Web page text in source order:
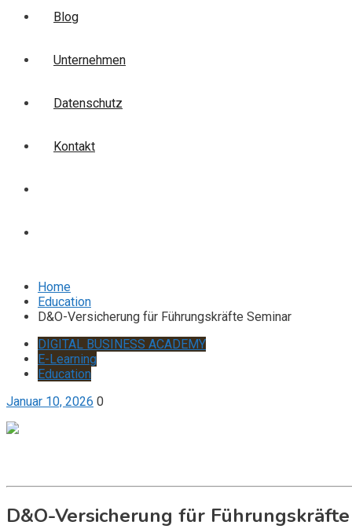
Blog
Unternehmen
Datenschutz
Kontakt
Home
Education
D&O-Versicherung für Führungskräfte Seminar
DIGITAL BUSINESS ACADEMY
E-Learning
Education
Januar 10, 2026 0
D&O-Versicherung für